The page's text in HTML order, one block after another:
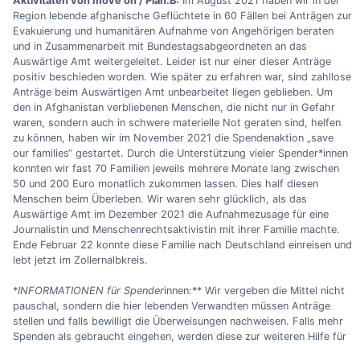
Region lebende afghanische Geflüchtete in 60 Fällen bei Anträgen zur
Evakuierung und humanitären Aufnahme von Angehörigen beraten
und in Zusammenarbeit mit Bundestagsabgeordneten an das
Auswärtige Amt weitergeleitet. Leider ist nur einer dieser Anträge
positiv beschieden worden. Wie später zu erfahren war, sind zahllose
Anträge beim Auswärtigen Amt unbearbeitet liegen geblieben. Um
den in Afghanistan verbliebenen Menschen, die nicht nur in Gefahr
waren, sondern auch in schwere materielle Not geraten sind, helfen
zu können, haben wir im November 2021 die Spendenaktion „save
our families“ gestartet. Durch die Unterstützung vieler Spender*innen
konnten wir fast 70 Familien jeweils mehrere Monate lang zwischen
50 und 200 Euro monatlich zukommen lassen. Dies half diesen
Menschen beim Überleben. Wir waren sehr glücklich, als das
Auswärtige Amt im Dezember 2021 die Aufnahmezusage für eine
Journalistin und Menschenrechtsaktivistin mit ihrer Familie machte.
Ende Februar 22 konnte diese Familie nach Deutschland einreisen und
lebt jetzt im Zollernalbkreis.
*INFORMATIONEN für Spenderinnen:** Wir vergeben die Mittel nicht
pauschal, sondern die hier lebenden Verwandten müssen Anträge
stellen und falls bewilligt die Überweisungen nachweisen. Falls mehr
Spenden als gebraucht eingehen, werden diese zur weiteren Hilfe für